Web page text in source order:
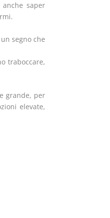
anche saper
segno che
traboccare,
grande, per
elevate,